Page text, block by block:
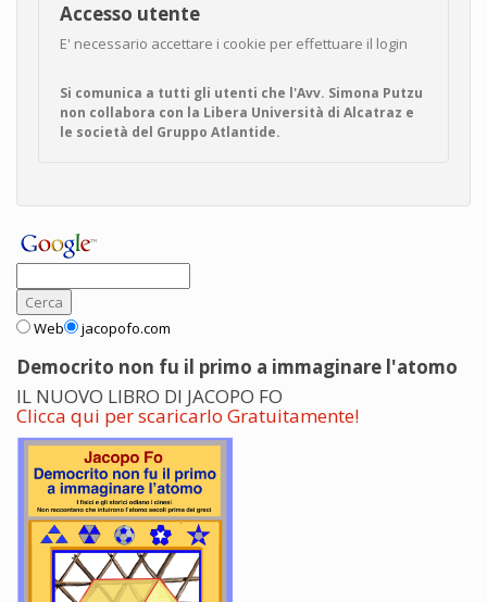
Accesso utente
E' necessario accettare i cookie per effettuare il login
Si comunica a tutti gli utenti che l'Avv. Simona Putzu
non collabora con la Libera Università di Alcatraz e
le società del Gruppo Atlantide.
Web jacopofo.com
Democrito non fu il primo a immaginare l'atomo
IL NUOVO LIBRO DI JACOPO FO
Clicca qui per scaricarlo Gratuitamente!